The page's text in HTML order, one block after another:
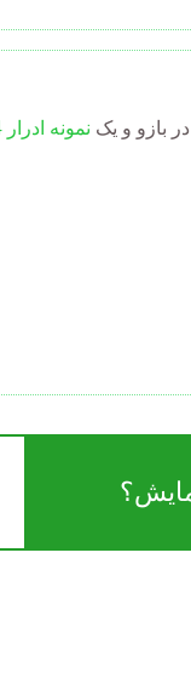
بازو و یک نمونه ادرار 24 ساعته